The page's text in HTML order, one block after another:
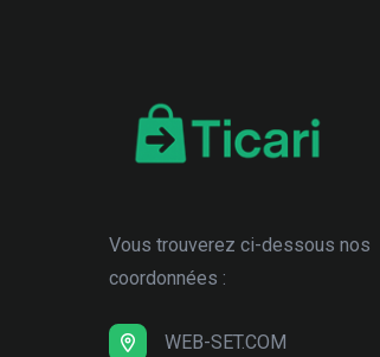
Vous trouverez ci-dessous nos
coordonnées :
WEB-SET.COM